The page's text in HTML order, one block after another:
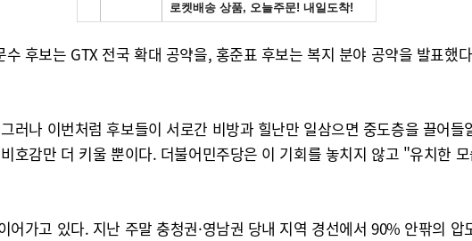
후보는 GTX 전국 확대 공약을, 홍준표 후보는 복지 분야 공약을 발표했
러나 이번처럼 후보들이 서로간 비방과 힐난만 일삼으면 중도층을 끌어
호감만 더 키울 뿐이다. 더불어민주당은 이 기회를 놓치지 않고 "유치한
가고 있다. 지난 주말 충청권·영남권 당내 지역 경선에서 90% 안팎의